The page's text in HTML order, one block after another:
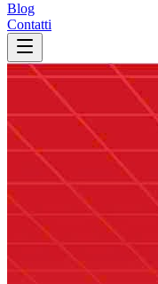
Blog
Contatti